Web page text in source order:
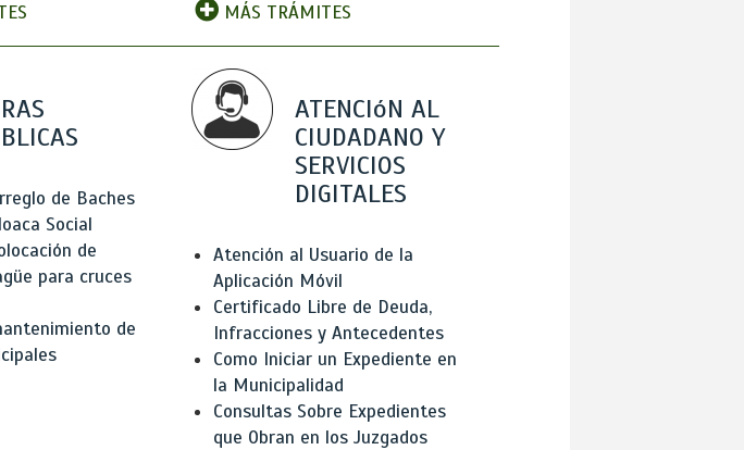
MÁS TRÁMITES
de Baches
Social
de
para cruces
de
ATENCIóN AL
CIUDADANO Y
SERVICIOS
DIGITALES
Atención al Usuario de la
Aplicación Móvil
Certificado Libre de Deuda,
Infracciones y Antecedentes
Como Iniciar un Expediente en
la Municipalidad
Consultas Sobre Expedientes
que Obran en los Juzgados